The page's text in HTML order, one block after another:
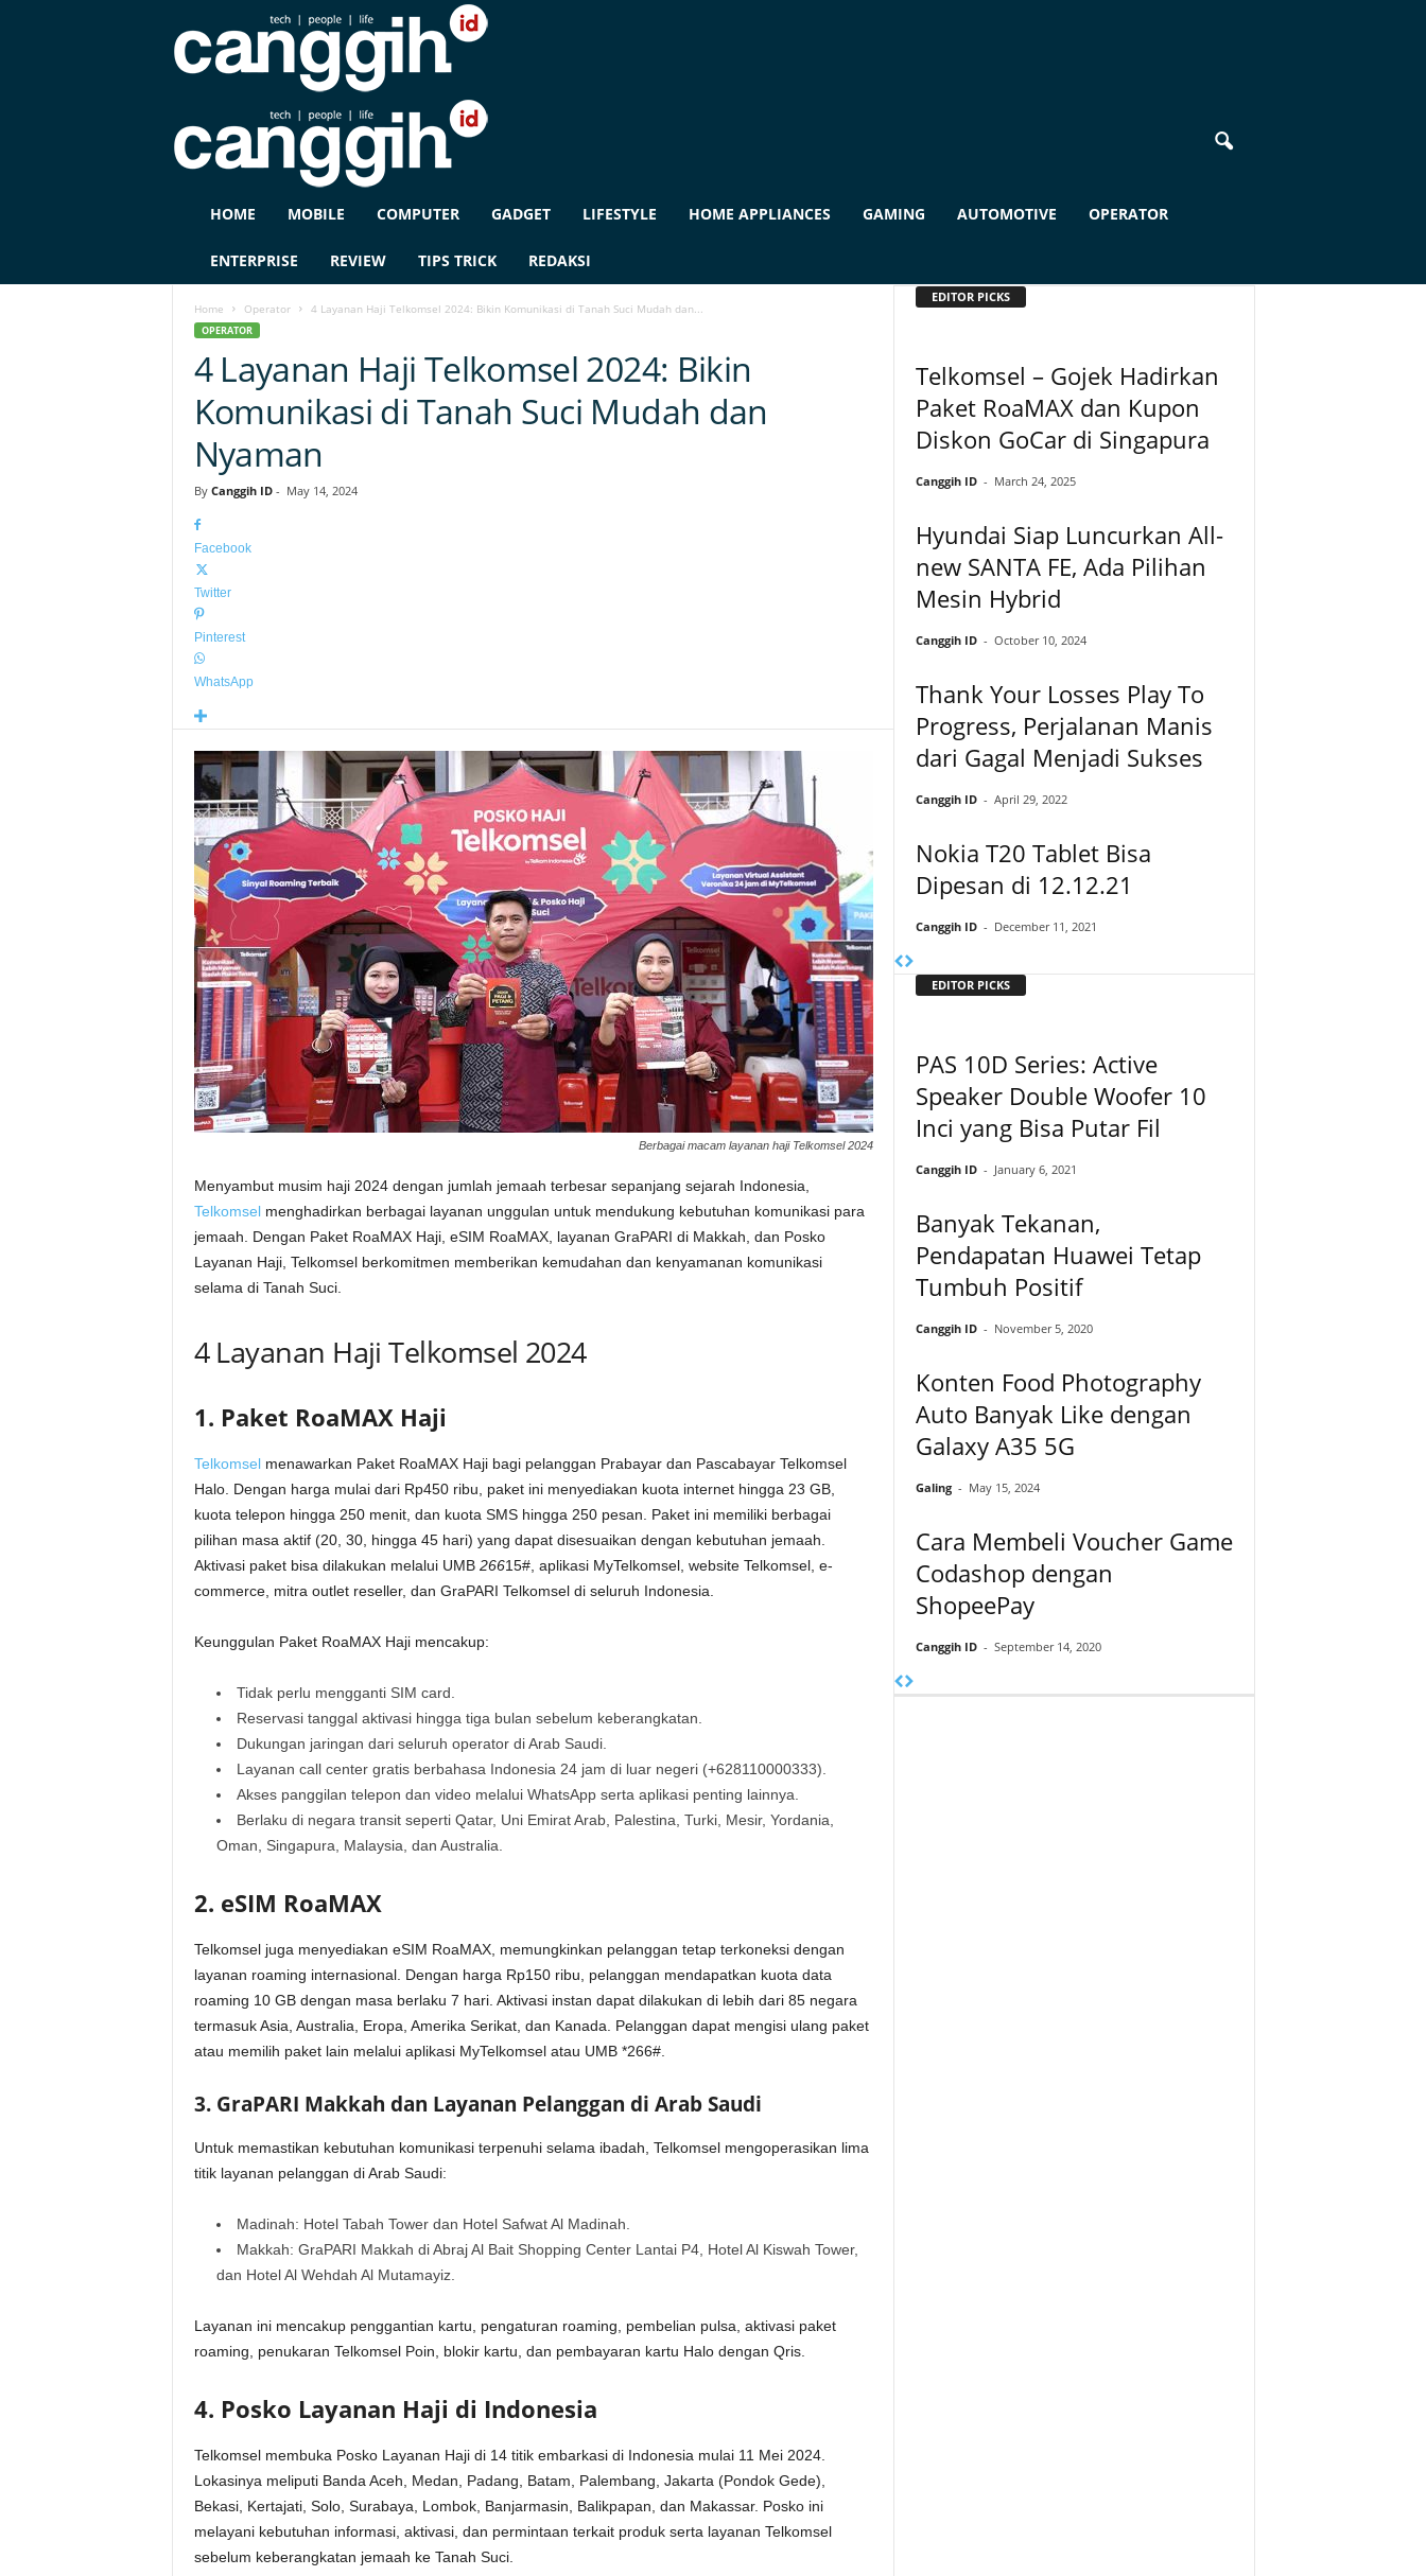
G
HOME MOBILE COMPUTER GADGET LIFESTYLE HOME APPLIANCES GAMING AUTOMOTIVE OPERATOR
ENTERPRISE REVIEW TIPS TRICK REDAKSI
Home Operator 4 Layanan Haji Telkomsel 2024: Bikin Komunikasi di Tanah Suci Mudah dan...
OPERATOR
4 Layanan Haji Telkomsel 2024: Bikin
Komunikasi di Tanah Suci Mudah dan
Nyaman
By Canggih ID- May 14, 2024
Facebook
Twitter
Pinterest
WhatsApp
Berbagai macam layanan haji Telkomsel 2024
Menyambut musim haji 2024 dengan jumlah jemaah terbesar sepanjang sejarah Indonesia,
Telkomselmenghadirkan berbagai layanan unggulan untuk mendukung kebutuhan komunikasi para
jemaah. Dengan Paket RoaMAX Haji, eSIM RoaMAX, layanan GraPARI di Makkah, dan Posko
Layanan Haji, Telkomsel berkomitmen memberikan kemudahan dan kenyamanan komunikasi
selama di Tanah Suci.
4 Layanan Haji Telkomsel 2024
1. Paket RoaMAX Haji
Telkomselmenawarkan Paket RoaMAX Haji bagi pelanggan Prabayar dan Pascabayar Telkomsel
Halo. Dengan harga mulai dari Rp450 ribu, paket ini menyediakan kuota internet hingga 23 GB,
kuota telepon hingga 250 menit, dan kuota SMS hingga 250 pesan. Paket ini memiliki berbagai
pilihan masa aktif (20, 30, hingga 45 hari) yang dapat disesuaikan dengan kebutuhan jemaah.
Aktivasi paket bisa dilakukan melalui UMB 26615#, aplikasi MyTelkomsel, website Telkomsel, e-
commerce, mitra outlet reseller, dan GraPARI Telkomsel di seluruh Indonesia.
Keunggulan Paket RoaMAX Haji mencakup:
Tidak perlu mengganti SIM card.
Reservasi tanggal aktivasi hingga tiga bulan sebelum keberangkatan.
Dukungan jaringan dari seluruh operator di Arab Saudi.
Layanan call center gratis berbahasa Indonesia 24 jam di luar negeri (+628110000333).
Akses panggilan telepon dan video melalui WhatsApp serta aplikasi penting lainnya.
Berlaku di negara transit seperti Qatar, Uni Emirat Arab, Palestina, Turki, Mesir, Yordania,
Oman, Singapura, Malaysia, dan Australia.
2. eSIM RoaMAX
Telkomsel juga menyediakan eSIM RoaMAX, memungkinkan pelanggan tetap terkoneksi dengan
layanan roaming internasional. Dengan harga Rp150 ribu, pelanggan mendapatkan kuota data
roaming 10 GB dengan masa berlaku 7 hari. Aktivasi instan dapat dilakukan di lebih dari 85 negara
termasuk Asia, Australia, Eropa, Amerika Serikat, dan Kanada. Pelanggan dapat mengisi ulang paket
atau memilih paket lain melalui aplikasi MyTelkomsel atau UMB *266#.
3. GraPARI Makkah dan Layanan Pelanggan di Arab Saudi
Untuk memastikan kebutuhan komunikasi terpenuhi selama ibadah, Telkomsel mengoperasikan lima
titik layanan pelanggan di Arab Saudi:
Madinah: Hotel Tabah Tower dan Hotel Safwat Al Madinah.
Makkah: GraPARI Makkah di Abraj Al Bait Shopping Center Lantai P4, Hotel Al Kiswah Tower,
dan Hotel Al Wehdah Al Mutamayiz.
Layanan ini mencakup penggantian kartu, pengaturan roaming, pembelian pulsa, aktivasi paket
roaming, penukaran Telkomsel Poin, blokir kartu, dan pembayaran kartu Halo dengan Qris.
4. Posko Layanan Haji di Indonesia
Telkomsel membuka Posko Layanan Haji di 14 titik embarkasi di Indonesia mulai 11 Mei 2024.
Lokasinya meliputi Banda Aceh, Medan, Padang, Batam, Palembang, Jakarta (Pondok Gede),
Bekasi, Kertajati, Solo, Surabaya, Lombok, Banjarmasin, Balikpapan, dan Makassar. Posko ini
melayani kebutuhan informasi, aktivasi, dan permintaan terkait produk serta layanan Telkomsel
sebelum keberangkatan jemaah ke Tanah Suci.
EDITOR PICKS
Telkomsel – Gojek Hadirkan
Paket RoaMAX dan Kupon
Diskon GoCar di Singapura
Canggih ID - March 24, 2025
Hyundai Siap Luncurkan All-
new SANTA FE, Ada Pilihan
Mesin Hybrid
Canggih ID - October 10, 2024
Thank Your Losses Play To
Progress, Perjalanan Manis
dari Gagal Menjadi Sukses
Canggih ID - April 29, 2022
Nokia T20 Tablet Bisa
Dipesan di 12.12.21
Canggih ID - December 11, 2021
EDITOR PICKS
PAS 10D Series: Active
Speaker Double Woofer 10
Inci yang Bisa Putar Fil
Canggih ID - January 6, 2021
Banyak Tekanan,
Pendapatan Huawei Tetap
Tumbuh Positif
Canggih ID - November 5, 2020
Konten Food Photography
Auto Banyak Like dengan
Galaxy A35 5G
Galing - May 15, 2024
Cara Membeli Voucher Game
Codashop dengan
ShopeePay
Canggih ID - September 14, 2020